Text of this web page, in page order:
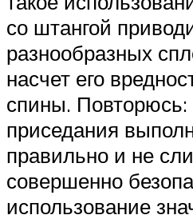
со штангой
разнообразных
насчет его
спины. Повторюсь:
приседания
правильно и не
совершенно
использование